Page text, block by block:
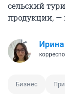
сельский
продукции, —
Бизнес